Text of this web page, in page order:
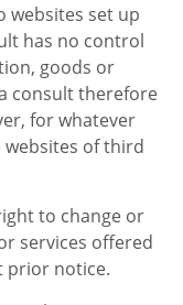
websites set up
has no control
goods or
consult therefore
for whatever
of third
to change or
services offered
prior notice.